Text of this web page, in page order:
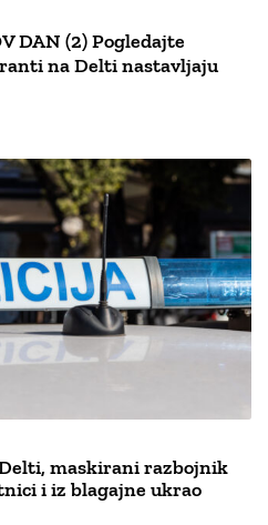
DAN (2) Pogledajte
na Delti nastavljaju
maskirani razbojnik
i iz blagajne ukrao